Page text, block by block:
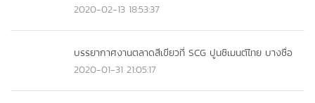
2020-02-13 18:53:37
บรรยากาศงานตลาดสีเขียวที่ SCG ปูนซิเมนต์ไทย บางซื่อ
2020-01-31 21:05:17